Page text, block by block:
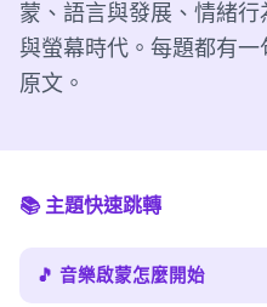
蒙、語言與發展、情緒
與螢幕時代。每題都有
原文。
📚 主題快速跳轉
🎵 音樂啟蒙怎麼開始